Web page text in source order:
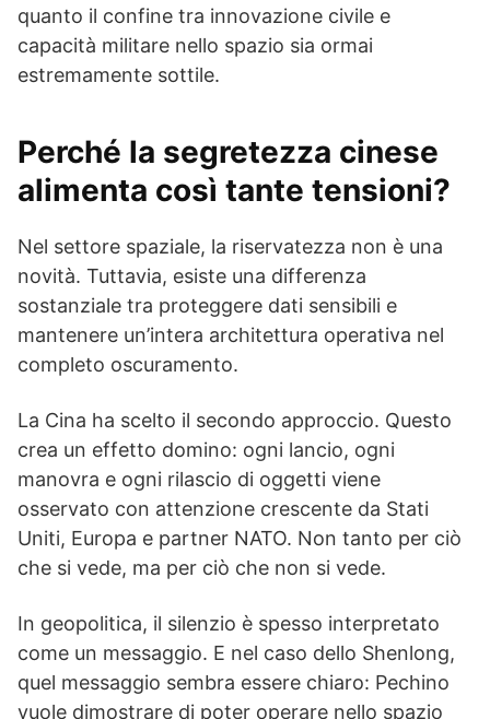
quanto il confine tra innovazione civile e
capacità militare nello spazio sia ormai
estremamente sottile.
Perché la segretezza cinese
alimenta così tante tensioni?
Nel settore spaziale, la riservatezza non è una
novità. Tuttavia, esiste una differenza
sostanziale tra proteggere dati sensibili e
mantenere un’intera architettura operativa nel
completo oscuramento.
La Cina ha scelto il secondo approccio. Questo
crea un effetto domino: ogni lancio, ogni
manovra e ogni rilascio di oggetti viene
osservato con attenzione crescente da Stati
Uniti, Europa e partner NATO. Non tanto per ciò
che si vede, ma per ciò che non si vede.
In geopolitica, il silenzio è spesso interpretato
come un messaggio. E nel caso dello Shenlong,
quel messaggio sembra essere chiaro: Pechino
vuole dimostrare di poter operare nello spazio